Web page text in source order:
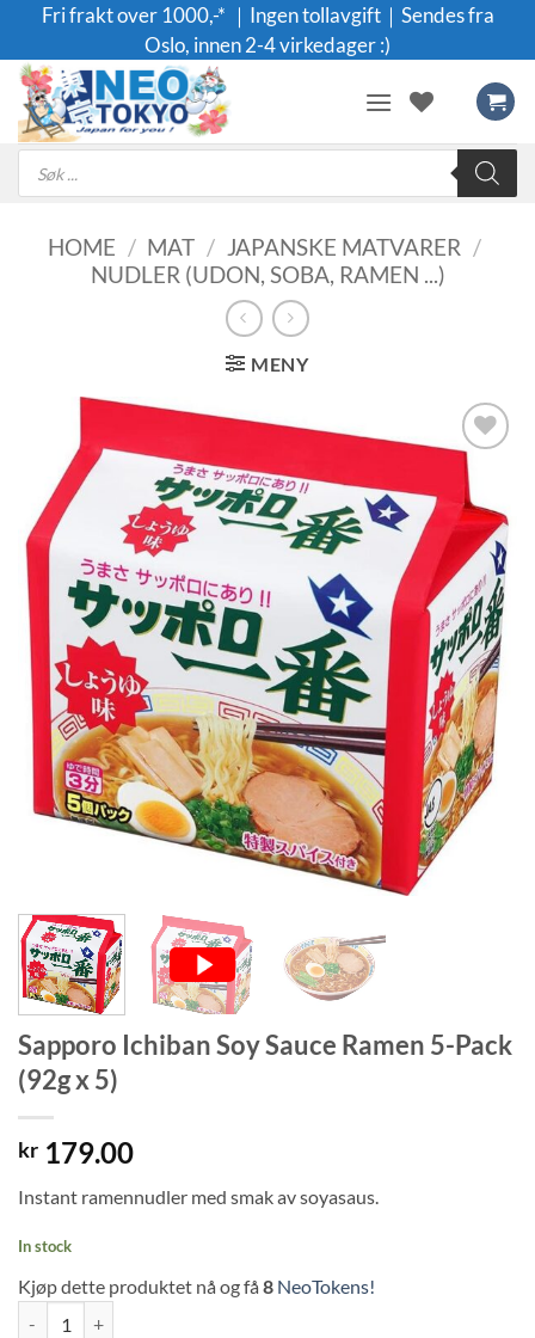
content
Fri frakt over 1000,-* ｜Ingen tollavgift｜Sendes fra
Oslo, innen 2-4 virkedager :)
Products
search
HOME / MAT / JAPANSKE MATVARER /
NUDLER (UDON, SOBA, RAMEN ...)
MENY
Legg til i
ønskeliste
Sapporo Ichiban Soy Sauce Ramen 5-Pack
(92g x 5)
kr 179.00
Instant ramennudler med smak av soyasaus.
In stock
Kjøp dette produktet nå og få 8 NeoTokens!